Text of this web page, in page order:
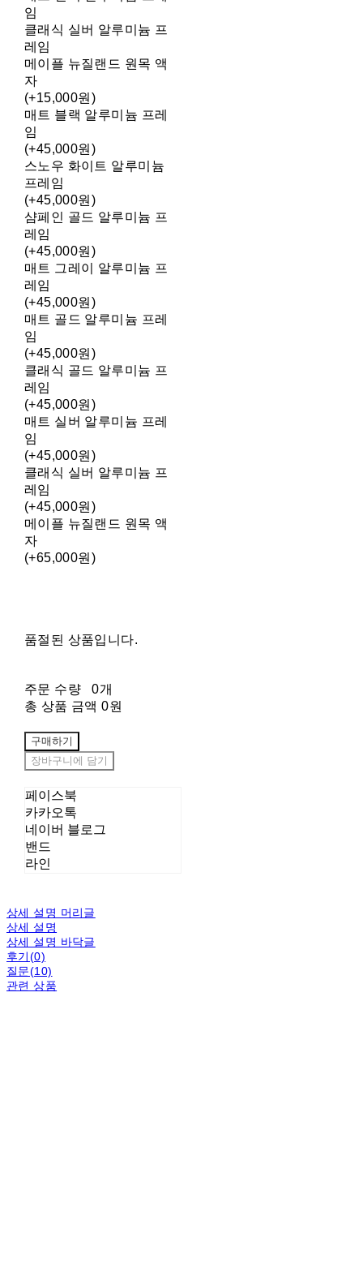
임
클래식 실버 알루미늄 프
레임
메이플 뉴질랜드 원목 액
자
(+15,000원)
매트 블랙 알루미늄 프레
임
(+45,000원)
스노우 화이트 알루미늄
프레임
(+45,000원)
샴페인 골드 알루미늄 프
레임
(+45,000원)
매트 그레이 알루미늄 프
레임
(+45,000원)
매트 골드 알루미늄 프레
임
(+45,000원)
클래식 골드 알루미늄 프
레임
(+45,000원)
매트 실버 알루미늄 프레
임
(+45,000원)
클래식 실버 알루미늄 프
레임
(+45,000원)
메이플 뉴질랜드 원목 액
자
(+65,000원)
품절된 상품입니다.
주문 수량
0개
총 상품 금액 0원
구매하기
장바구니에 담기
페이스북
카카오톡
네이버 블로그
밴드
라인
상세 설명 머리글
상세 설명
상세 설명 바닥글
후기(0)
질문(10)
관련 상품